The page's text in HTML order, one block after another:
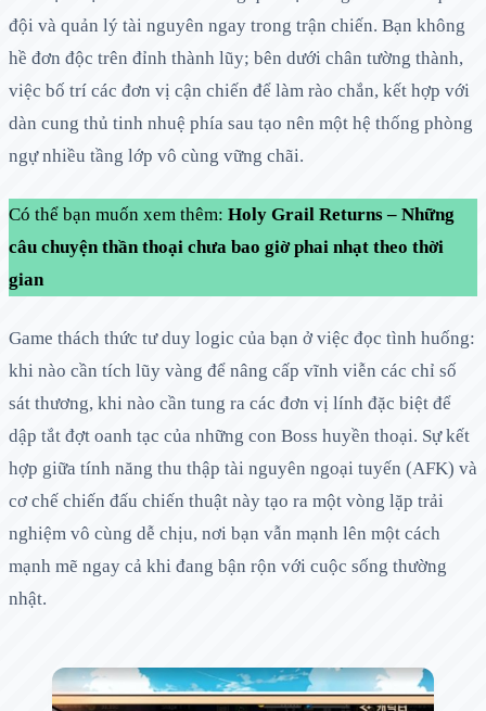
đội và quản lý tài nguyên ngay trong trận chiến. Bạn không
hề đơn độc trên đỉnh thành lũy; bên dưới chân tường thành,
việc bố trí các đơn vị cận chiến để làm rào chắn, kết hợp với
dàn cung thủ tinh nhuệ phía sau tạo nên một hệ thống phòng
ngự nhiều tầng lớp vô cùng vững chãi.
Có thể bạn muốn xem thêm: Holy Grail Returns – Những
câu chuyện thần thoại chưa bao giờ phai nhạt theo thời
gian
Game thách thức tư duy logic của bạn ở việc đọc tình huống:
khi nào cần tích lũy vàng để nâng cấp vĩnh viễn các chỉ số
sát thương, khi nào cần tung ra các đơn vị lính đặc biệt để
dập tắt đợt oanh tạc của những con Boss huyền thoại. Sự kết
hợp giữa tính năng thu thập tài nguyên ngoại tuyến (AFK) và
cơ chế chiến đấu chiến thuật này tạo ra một vòng lặp trải
nghiệm vô cùng dễ chịu, nơi bạn vẫn mạnh lên một cách
mạnh mẽ ngay cả khi đang bận rộn với cuộc sống thường
nhật.